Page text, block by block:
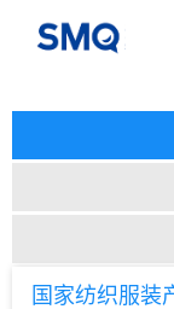
国家纺织服装